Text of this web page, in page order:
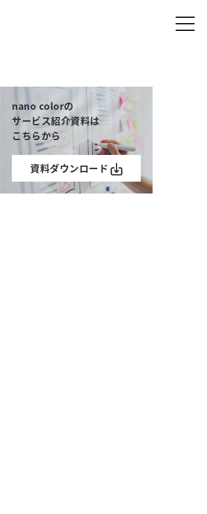
nano colorの
サービス紹介資料は
こちらから
資料ダウンロード